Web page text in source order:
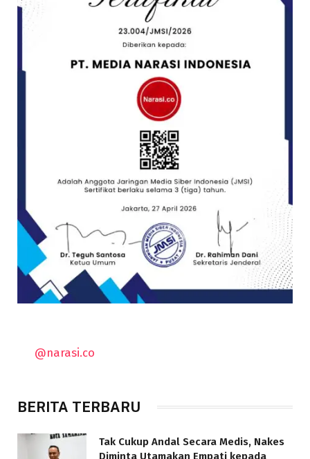
@narasi.co
BERITA TERBARU
Tak Cukup Andal Secara Medis, Nakes
Diminta Utamakan Empati kepada